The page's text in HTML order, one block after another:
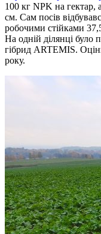
100 кг NPK на гектар,
см. Сам посів
робочими стійками
На одній ділянці
гібрид ARTEMIS.
року.